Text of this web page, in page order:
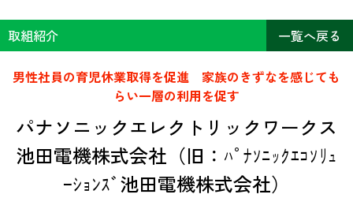
取組紹介 一覧へ戻る
男性社員の育児休業取得を促進 家族のきずなを感じても
らい一層の利用を促す
パナソニックエレクトリックワークス
池田電機株式会社（旧：ﾊﾟﾅｿﾆｯｸｴｺｿﾘｭ
ｰｼｮﾝｽﾞ池田電機株式会社）